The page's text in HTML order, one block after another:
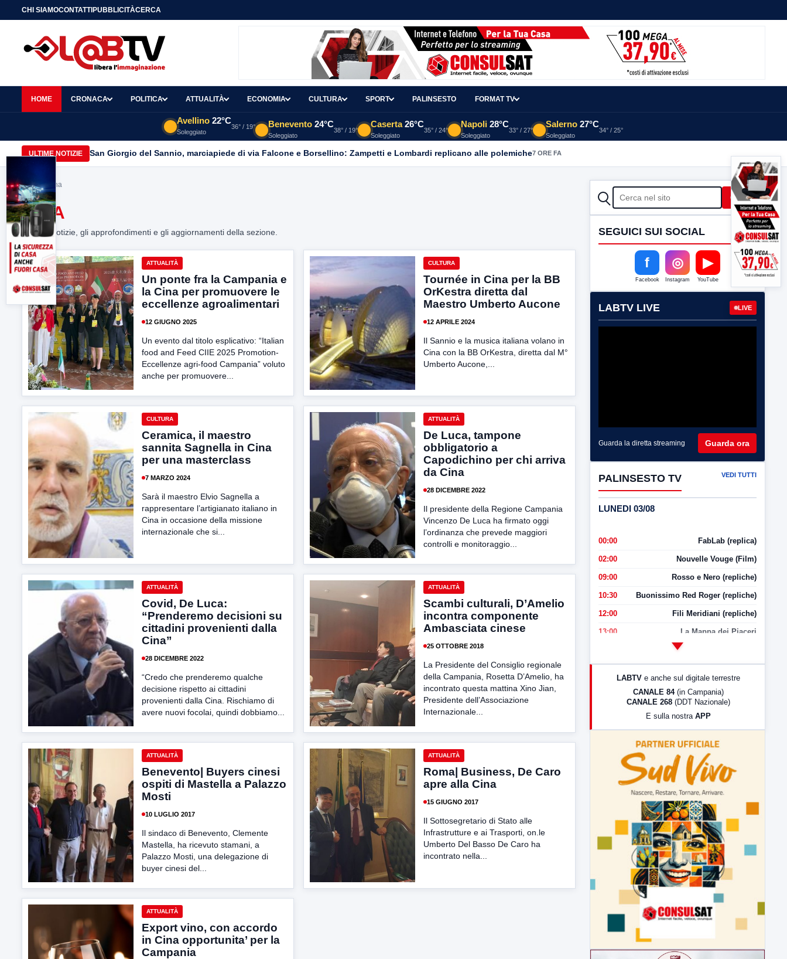
CHI SIAMOCONTATTIPUBBLICITÀCERCA
HOME CRONACA POLITICA ATTUALITÀ ECONOMIA CULTURA SPORT PALINSESTO FORMAT TV
Avellino 22°C
Soleggiato
36° / 19° Benevento 24°C
Soleggiato
38° / 19°
Caserta 26°C
Soleggiato
35° / 24°
Napoli 28°C
Soleggiato
33° / 27°
Salerno 27°C
Soleggiato
34° / 25°
ULTIME NOTIZIE San Giorgio del Sannio, marciapiede di via Falcone e Borsellino: Zampetti e Lombardi replicano alle polemiche7 ORE FA
Home> cina
CINA
Tutte le notizie, gli approfondimenti e gli aggiornamenti della sezione.
ATTUALITÀ
Un ponte fra la Campania e
la Cina per promuovere le
eccellenze agroalimentari
12 GIUGNO 2025
Un evento dal titolo esplicativo: “Italian
food and Feed CIIE 2025 Promotion-
Eccellenze agri-food Campania” voluto
anche per promuovere...
CULTURA
Tournée in Cina per la BB
OrKestra diretta dal
Maestro Umberto Aucone
12 APRILE 2024
Il Sannio e la musica italiana volano in
Cina con la BB OrKestra, diretta dal M°
Umberto Aucone,...
CULTURA
Ceramica, il maestro
sannita Sagnella in Cina
per una masterclass
7 MARZO 2024
Sarà il maestro Elvio Sagnella a
rappresentare l’artigianato italiano in
Cina in occasione della missione
internazionale che si...
ATTUALITÀ
De Luca, tampone
obbligatorio a
Capodichino per chi arriva
da Cina
28 DICEMBRE 2022
Il presidente della Regione Campania
Vincenzo De Luca ha firmato oggi
l’ordinanza che prevede maggiori
controlli e monitoraggio...
ATTUALITÀ
Covid, De Luca:
“Prenderemo decisioni su
cittadini provenienti dalla
Cina”
28 DICEMBRE 2022
“Credo che prenderemo qualche
decisione rispetto ai cittadini
provenienti dalla Cina. Rischiamo di
avere nuovi focolai, quindi dobbiamo...
ATTUALITÀ
Scambi culturali, D’Amelio
incontra componente
Ambasciata cinese
25 OTTOBRE 2018
La Presidente del Consiglio regionale
della Campania, Rosetta D’Amelio, ha
incontrato questa mattina Xino Jian,
Presidente dell’Associazione
Internazionale...
ATTUALITÀ
Benevento| Buyers cinesi
ospiti di Mastella a Palazzo
Mosti
10 LUGLIO 2017
Il sindaco di Benevento, Clemente
Mastella, ha ricevuto stamani, a
Palazzo Mosti, una delegazione di
buyer cinesi del...
ATTUALITÀ
Roma| Business, De Caro
apre alla Cina
15 GIUGNO 2017
Il Sottosegretario di Stato alle
Infrastrutture e ai Trasporti, on.le
Umberto Del Basso De Caro ha
incontrato nella...
ATTUALITÀ
Export vino, con accordo
in Cina opportunita’ per la
Campania
CERCA Cerca
SEGUICI SUI SOCIAL
f
Facebook
◎
Instagram
▶
YouTube
LABTV LIVE LIVE
Guarda la diretta streaming Guarda ora
PALINSESTO TV VEDI TUTTI
LUNEDI 03/08
00:00 FabLab (replica)
02:00 Nouvelle Vouge (Film)
09:00 Rosso e Nero (repliche)
10:30 Buonissimo Red Roger (repliche)
12:00 Fili Meridiani (repliche)
13:00 La Mappa dei Piaceri
LabNews (Diretta)
LabNews (replica)
LABTV e anche sul digitale terrestre
CANALE 84 (in Campania)
CANALE 268 (DDT Nazionale)
E sulla nostra APP